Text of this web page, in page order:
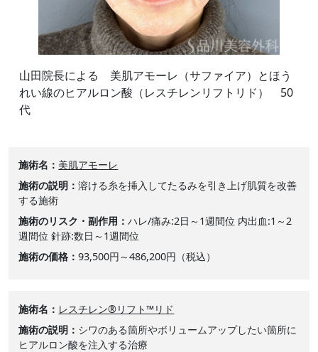
山田院長による 美肌アモーレ（サファイア）とほう
れい線のヒアルロン酸（レスチレンリフトリド） 50
代
施術名
美肌アモーレ
施術の説明
溶ける糸を挿入してたるみを引き上げ肌質を改善
する施術
施術のリスク・副作用
ハレ/痛み:2日～1週間位 内出血:1～2
週間位 針跡:数日～1週間位
施術の価格
93,500円～486,200円（税込）
施術名
レスチレン®リフト™リド
施術の説明
シワのある箇所やボリュームアップしたい箇所に
ヒアルロン酸を注入する治療